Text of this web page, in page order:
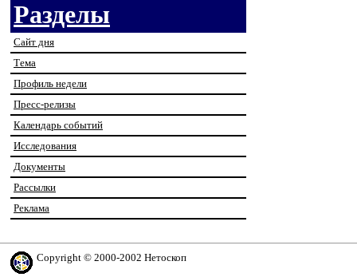
Разделы
Сайт дня
Тема
Профиль недели
Пресс-релизы
Календарь событий
Исследования
Документы
Рассылки
Реклама
Copyright © 2000-2002 Нетоскоп